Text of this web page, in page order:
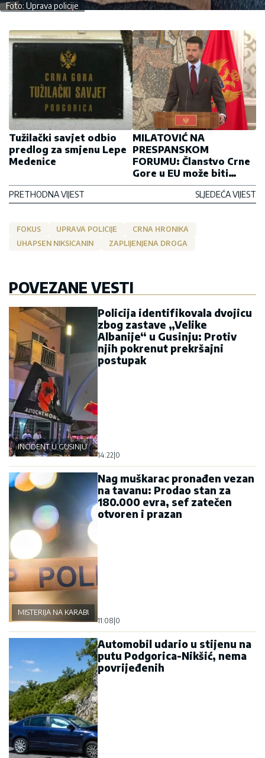
Foto: Uprava policije
Tužilački savjet odbio
predlog za smjenu Lepe
Medenice
PRETHODNA VIJEST
MILATOVIĆ NA
PRESPANSKOM
FORUMU: Članstvo Crne
Gore u EU može biti
pozitivan signal za cio
Zapadni BalkanSLJEDEĆA VIJEST
FOKUS UPRAVA POLICIJE
CRNA HRONIKA
UHAPSEN NIKSICANIN
ZAPLIJENJENA DROGA
POVEZANE VESTI
INCIDENT U GUSINJU
Policija identifikovala dvojicu
zbog zastave „Velike
Albanije“ u Gusinju: Protiv
njih pokrenut prekršajni
postupak
14:22 0
MISTERIJA NA KARABURMI
Nag muškarac pronađen vezan
na tavanu: Prodao stan za
180.000 evra, sef zatečen
otvoren i prazan
11:08 0
Automobil udario u stijenu na
putu Podgorica-Nikšić, nema
povrijeđenih